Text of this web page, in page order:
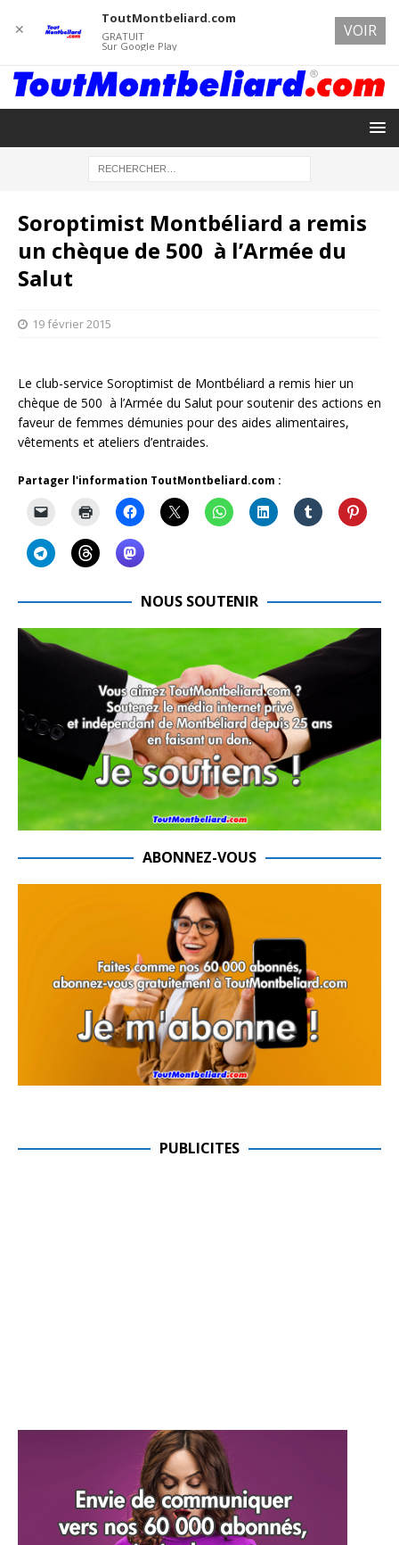
Soroptimist Montbéliard a remis
un chèque de 500  à l’Armée du
Salut
19 février 2015
Le club-service Soroptimist de Montbéliard a remis hier un
chèque de 500  à l’Armée du Salut pour soutenir des actions en
faveur de femmes démunies pour des aides alimentaires,
vêtements et ateliers d’entraides.
Partager l'information ToutMontbeliard.com :
NOUS SOUTENIR
ABONNEZ-VOUS
PUBLICITES
✕
ToutMontbeliard.com
GRATUIT
Sur Google Play
VOIR